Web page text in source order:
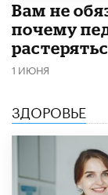
​Вам не
почему
1 ИЮНЯ
ЗДОРОВЬЕ